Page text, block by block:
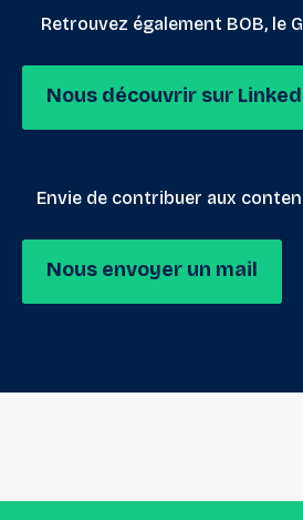
Retrouvez également BOB, le
Nous découvrir sur
Envie de contribuer aux
Nous envoyer un mail